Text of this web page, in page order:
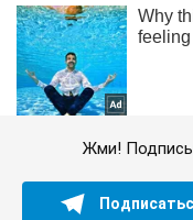
Жми!